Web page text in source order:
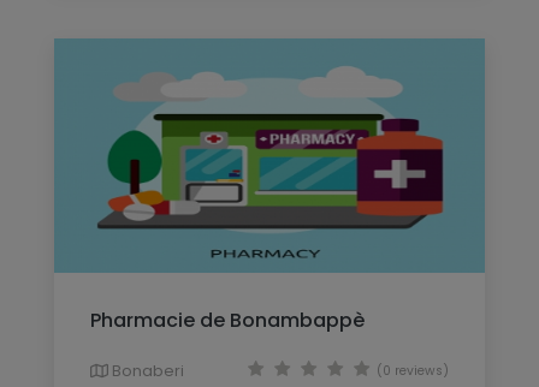
Pharmacie de Bonambappè
Bonaberi (0 reviews)